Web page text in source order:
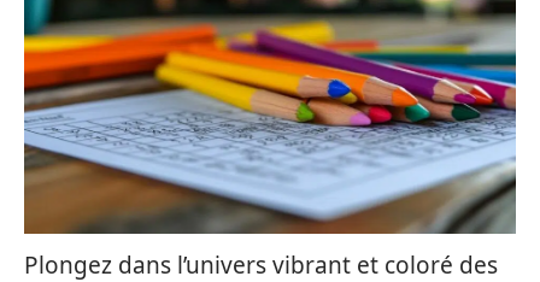
Plongez dans l’univers vibrant et coloré des